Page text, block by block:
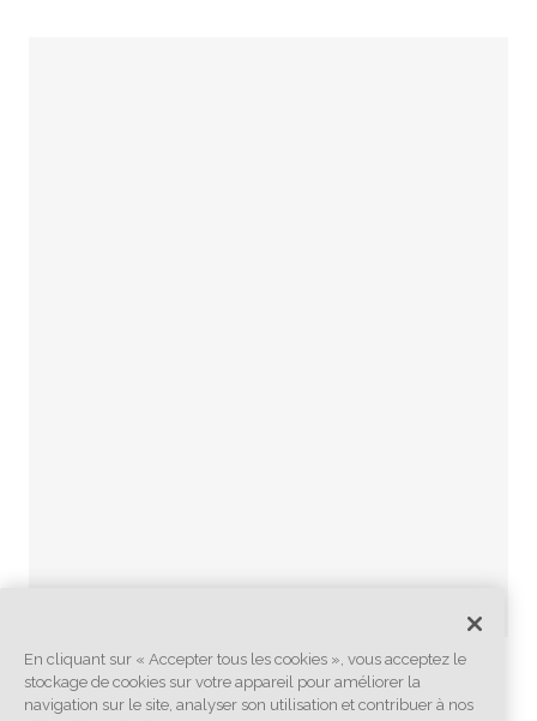
En cliquant sur « Accepter tous les cookies », vous acceptez le
stockage de cookies sur votre appareil pour améliorer la
navigation sur le site, analyser son utilisation et contribuer à nos